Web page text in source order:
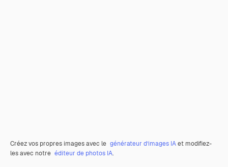
Créez vos propres images avec le générateur d’images IAet modifiez-
les avec notre éditeur de photos IA.